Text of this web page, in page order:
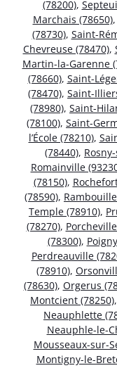
(78200),
Marchais (78650),
(78730), Saint-
Chevreuse (78470),
Martin-la-Garenne
(78660), Saint-
(78470), Saint-
(78980), Saint-
(78100), Saint-
l’École (78210),
(78440),
Romainville
(78150),
(78590),
Temple (78910),
(78270),
(78300),
Perdreauville
(78910),
(78630), Orgerus
Montcient (78250),
Neauphlette
Neauphle-le-
Mousseaux-sur-
Montigny-le-